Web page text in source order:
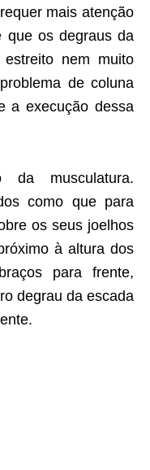
mais atenção
que os degraus da
nem muito
de coluna
a execução dessa
da musculatura.
como que para
os seus joelhos
à altura dos
para frente,
degrau da escada